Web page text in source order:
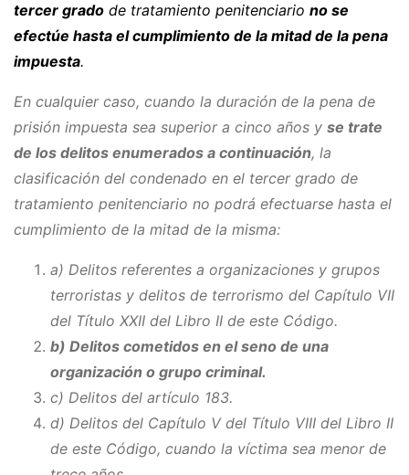
tercer grado de tratamiento penitenciario no se
efectúe hasta el cumplimiento de la mitad de la pena
impuesta.
En cualquier caso, cuando la duración de la pena de
prisión impuesta sea superior a cinco años y se trate
de los delitos enumerados a continuación, la
clasificación del condenado en el tercer grado de
tratamiento penitenciario no podrá efectuarse hasta el
cumplimiento de la mitad de la misma:
a) Delitos referentes a organizaciones y grupos
terroristas y delitos de terrorismo del Capítulo VII
del Título XXII del Libro II de este Código.
b) Delitos cometidos en el seno de una
organización o grupo criminal.
c) Delitos del artículo 183.
d) Delitos del Capítulo V del Título VIII del Libro II
de este Código, cuando la víctima sea menor de